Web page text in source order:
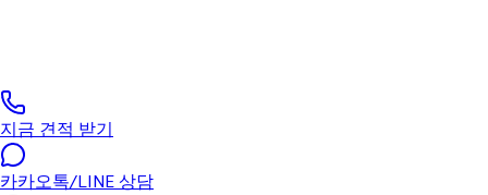
지금 견적 받기
카카오톡/LINE 상담